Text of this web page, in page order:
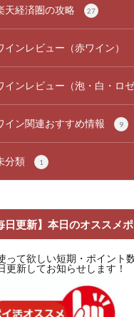
天経済圏の攻略 27
インレビュー（赤ワイン）
インレビュー（泡・白・ロゼ
イン関連おすすめ情報 9
分類 1
日更新】本日のオススメ
って欲しい短期・ポイント
更新してお知らせします！